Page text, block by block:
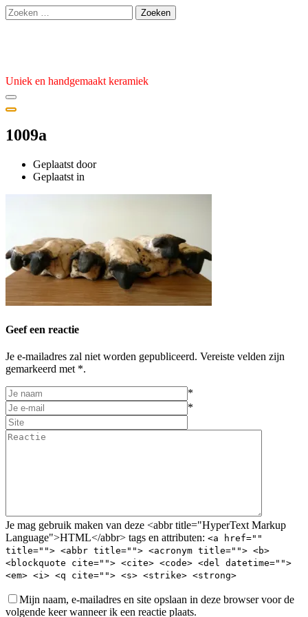
Ga
naar
Zoeken
naar:
Uniek en handgemaakt keramiek
1009a
Geplaatst door
Geplaatst
Geplaatst in
Geef een reactie
Je e-mailadres zal niet worden gepubliceerd. Vereiste velden zijn
gemarkeerd met *.
*
*
Je mag gebruik maken van deze <abbr title="HyperText Markup
Language">HTML</abbr> tags en attributen: <a href=""
title=""> <abbr title=""> <acronym title=""> <b>
<blockquote cite=""> <cite> <code> <del datetime="">
<em> <i> <q cite=""> <s> <strike> <strong>
Mijn naam, e-mailadres en site opslaan in deze browser voor de
volgende keer wanneer ik een reactie plaats.